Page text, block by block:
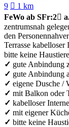
9  1 km
FeWo ab SFr:2
zentrumsnah
den
Terrasse kabelloser
bitte keine Haustiere
✓ gute Anbindung
✓ gute Anbindung
✓ eigene Dusche /
✓ mit Balkon oder
✓ kabelloser
✓ mit eigener
✓ bitte keine